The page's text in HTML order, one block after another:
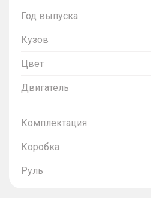
Год выпуска
Кузов
Цвет
Двигатель
Комплектация
Коробка
Руль